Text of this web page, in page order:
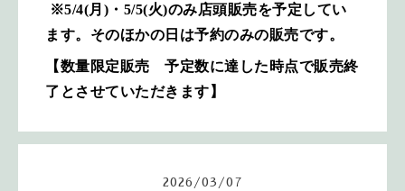
※5/4(月)・5/5(火)のみ店頭販売を予定してい
ます。そのほかの日は予約のみの販売です。
【数量限定販売 予定数に達した時点で販売終
了とさせていただきます】
2026 /03 /07